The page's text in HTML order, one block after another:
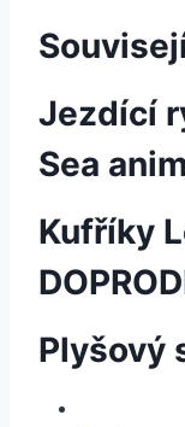
Jezdící
Sea
Kufříky
Plyšový